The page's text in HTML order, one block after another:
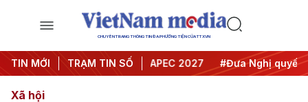
CHUYÊN TRANG THÔNG TIN ĐA PHƯƠNG TIỆN CỦA TTXVN
TIN MỚI TRẠM TIN SỐ
nghị Trung ương 3 #APEC 2027 #Đưa Nghị quyết
Xã hội